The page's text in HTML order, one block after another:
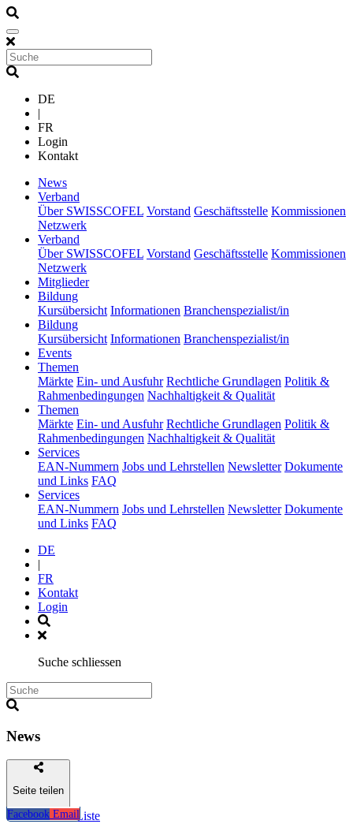
DE
|
FR
Login
Kontakt
News(current)
Verband
Über SWISSCOFEL Vorstand Geschäftsstelle Kommissionen
Netzwerk
Verband
Über SWISSCOFEL Vorstand Geschäftsstelle Kommissionen
Netzwerk
Mitglieder(current)
Bildung(current)
Kursübersicht Informationen Branchenspezialist/in
Bildung(current)
Kursübersicht Informationen Branchenspezialist/in
Events(current)
Themen
Märkte Ein- und Ausfuhr Rechtliche Grundlagen Politik &
Rahmenbedingungen Nachhaltigkeit & Qualität
Themen
Märkte Ein- und Ausfuhr Rechtliche Grundlagen Politik &
Rahmenbedingungen Nachhaltigkeit & Qualität
Services(current)
EAN-Nummern Jobs und Lehrstellen Newsletter Dokumente
und Links FAQ
Services(current)
EAN-Nummern Jobs und Lehrstellen Newsletter Dokumente
und Links FAQ
DE
|
FR
Kontakt
Login
Suche schliessen
News
Seite teilen
Facebook Email
Zurück zur Liste